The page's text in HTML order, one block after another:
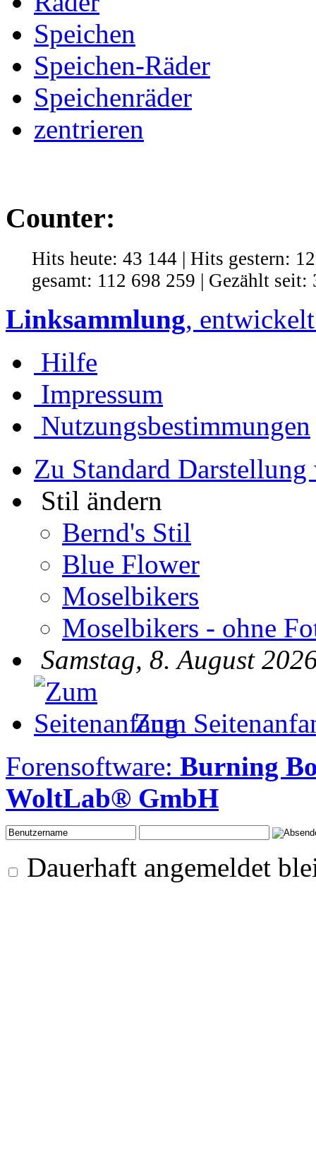
Speichen
Speichen-Räder
Speichenräder
zentrieren
Counter:
Hits heute: 43 144 | Hits gestern:
gesamt: 112 698 259 | Gezählt
Linksammlung,
Hilfe
Impressum
Nutzungsbestimmungen
Zu Standard Darstellung
Stil ändern
Bernd's Stil
Blue Flower
Moselbikers
Moselbikers - ohne
Samstag, 8. August
Zum
Forensoftware: Burning
WoltLab® GmbH
Dauerhaft angemeldet